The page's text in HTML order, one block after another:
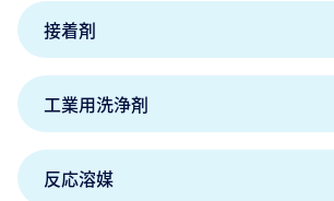
接着剤
工業用洗浄剤
反応溶媒